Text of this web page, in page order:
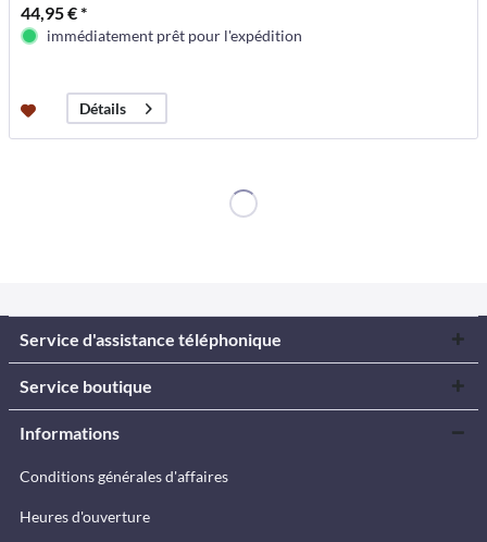
44,95 € *
immédiatement prêt pour l'expédition
Détails
Service d'assistance téléphonique
Service boutique
Informations
Conditions générales d'affaires
Heures d'ouverture